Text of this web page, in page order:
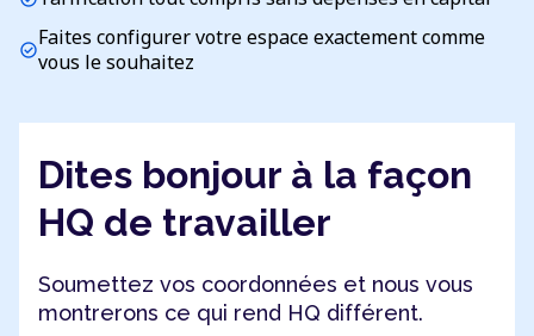
check_circleFaites configurer votre espace exactement comme
vous le souhaitez
Dites bonjour à la façon
HQ de travailler
Soumettez vos coordonnées et nous vous
montrerons ce qui rend HQ différent.